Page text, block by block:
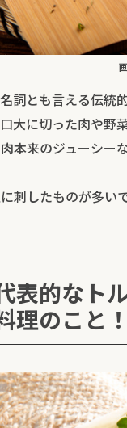
詞とも言える伝統
口大に切った肉や
本来のジューシー
刺したものが多
表的なト
理のこと！